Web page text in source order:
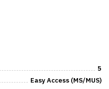
5
Easy Access (MS/MUS)